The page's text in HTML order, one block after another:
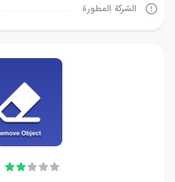
الشركة المطورة